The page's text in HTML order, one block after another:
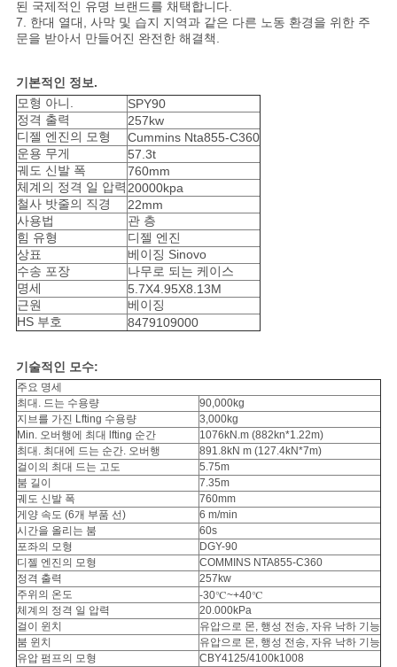
세
요
COMPANY
NEWS
사
이
트
맵
개
인
정
보
보
호
정
책
된 국제적인 유명 브랜드를 채택합니다.
7. 한대 열대, 사막 및 습지 지역과 같은 다른 노동 환경을 위한 주
문을 받아서 만들어진 완전한 해결책.
기본적인 정보.
모형 아니.
SPY90
정격 출력
257kw
디젤 엔진의 모형
Cummins Nta855-C360
운용 무게
57.3t
궤도 신발 폭
760mm
체계의 정격 일 압력20000kpa
철사 밧줄의 직경
22mm
사용법
관 층
힘 유형
디젤 엔진
상표
베이징 Sinovo
수송 포장
나무로 되는 케이스
명세
5.7X4.95X8.13M
근원
베이징
HS 부호
8479109000
기술적인 모수:
주요 명세
최대. 드는 수용량
90,000kg
지브를 가진 Lfting 수용량
3,000kg
Min. 오버행에 최대 lfting 순간
1076kN.m (882kn*1.22m)
최대. 최대에 드는 순간. 오버행
891.8kN m (127.4kN*7m)
걸이의 최대 드는 고도
5.75m
붐 길이
7.35m
궤도 신발 폭
760mm
게양 속도 (6개 부품 선)
6 m/min
시간을 올리는 붐
60s
포좌의 모형
DGY-90
디젤 엔진의 모형
COMMINS NTA855-C360
정격 출력
257kw
주위의 온도
-30℃~+40℃
체계의 정격 일 압력
20.000kPa
걸이 윈치
유압으로 몬, 행성 전송, 자유 낙하 기능
붐 윈치
유압으로 몬, 행성 전송, 자유 낙하 기능
유압 펌프의 모형
CBY4125/4100k1008